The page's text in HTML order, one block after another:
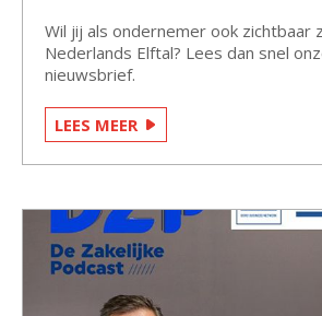
Wil jij als ondernemer ook zichtbaar
Nederlands Elftal? Lees dan snel
nieuwsbrief.
LEES MEER